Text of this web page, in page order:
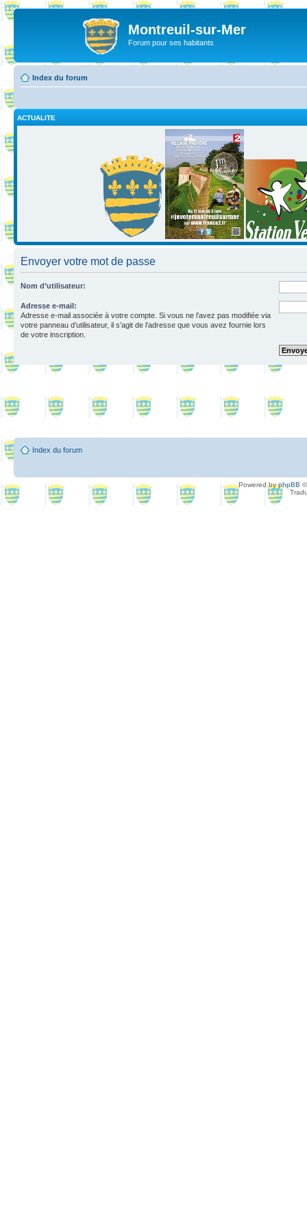
Montreuil-sur-Mer
Forum pour ses habitants
Index du forum
ACTUALITE
Envoyer votre mot de passe
Nom d’utilisateur:
Adresse e-mail:
Adresse e-mail associée à votre compte. Si vous ne l’avez pas modifiée via
votre panneau d’utilisateur, il s’agit de l’adresse que vous avez fournie lors
de votre inscription.
Index du forum
Powered byphpBB